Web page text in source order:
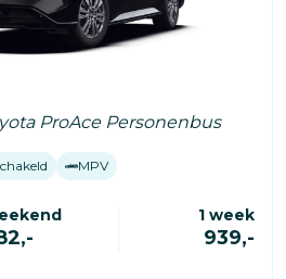
ProAce Personenbus
MPV
1 week
939,-